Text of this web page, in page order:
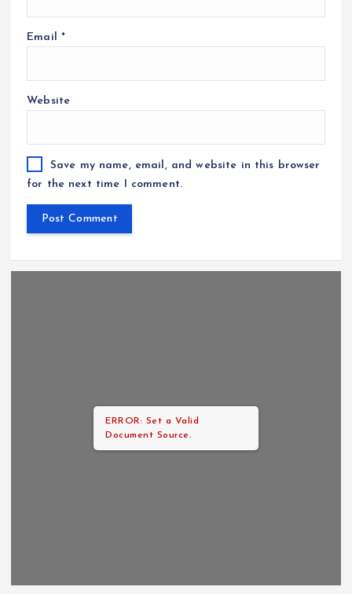
Email *
Website
Save my name, email, and website in this browser
for the next time I comment.
ERROR: Set a Valid
Document Source.